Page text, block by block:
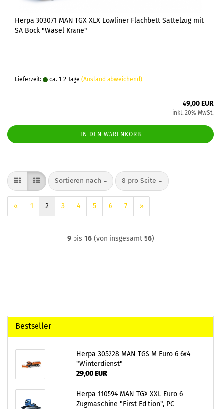
Herpa 303071 MAN TGX XLX Lowliner Flachbett Sattelzug mit
SA Bock "Wasel Krane"
Lieferzeit: ca. 1-2 Tage (Ausland abweichend)
49,00 EUR
inkl. 20% MwSt.
IN DEN WARENKORB
Sortieren nach
Sortieren nach 8 pro Seite
pro Seite
« 1 2 3 4 5 6 7 »
9bis 16(von insgesamt 56)
Bestseller
Herpa 305228 MAN TGS M Euro 6 6x4
"Winterdienst"
29,00 EUR
Herpa 110594 MAN TGX XXL Euro 6
Zugmaschine "First Edition", PC